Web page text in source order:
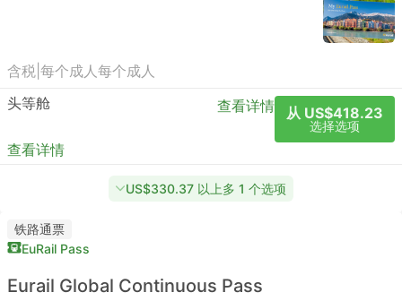
含税 每个成人每个成人
头等舱
查看详情 从 US$418.23
选择选项
查看详情
US$330.37 以上多 1 个选项
铁路通票
EuRail Pass
Eurail Global Continuous Pass